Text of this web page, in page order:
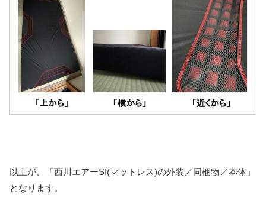
以上が、「西川エアーSI(マットレス)の外装／同梱物／本体」
となります。